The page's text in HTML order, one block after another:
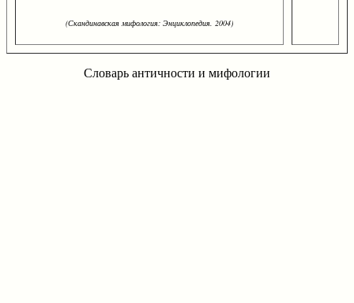
(Скандинавская мифология: Энциклопедия. 2004)
Словарь античности и мифологии